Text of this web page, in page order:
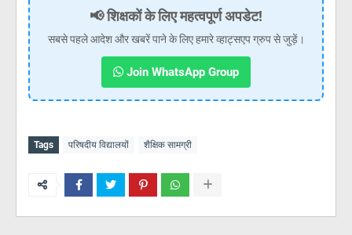
📢 शिक्षकों के लिए महत्वपूर्ण अपडेट!
सबसे पहले आदेश और खबरें पाने के लिए हमारे व्हाट्सएप ग्रुप से जुड़ें।
Join WhatsApp Group
Tags परिषदीय विद्यालयों शैक्षिक सामग्री